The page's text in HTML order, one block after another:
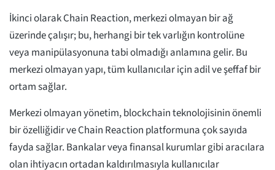
İkinci olarak Chain Reaction, merkezi olmayan bir ağ
üzerinde çalışır; bu, herhangi bir tek varlığın kontrolüne
veya manipülasyonuna tabi olmadığı anlamına gelir. Bu
merkezi olmayan yapı, tüm kullanıcılar için adil ve şeffaf bir
ortam sağlar.
Merkezi olmayan yönetim, blockchain teknolojisinin önemli
bir özelliğidir ve Chain Reaction platformuna çok sayıda
fayda sağlar. Bankalar veya finansal kurumlar gibi aracılara
olan ihtiyacın ortadan kaldırılmasıyla kullanıcılar